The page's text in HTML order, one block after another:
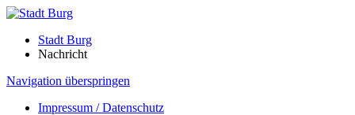
Stadt Burg
Nachricht
Navigation überspringen
Impressum / Datenschutz